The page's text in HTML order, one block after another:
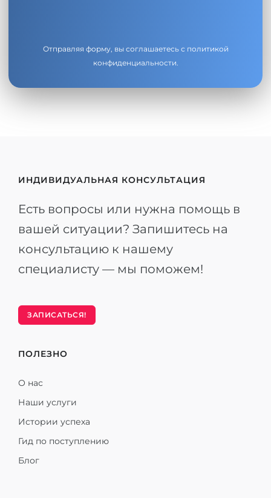
Отправляя форму, вы соглашаетесь с политикой
конфиденциальности.
ИНДИВИДУАЛЬНАЯ КОНСУЛЬТАЦИЯ
Есть вопросы или нужна помощь в
вашей ситуации? Запишитесь на
консультацию к нашему
специалисту — мы поможем!
ЗАПИСАТЬСЯ!
ПОЛЕЗНО
О нас
Наши услуги
Истории успеха
Гид по поступлению
Блог